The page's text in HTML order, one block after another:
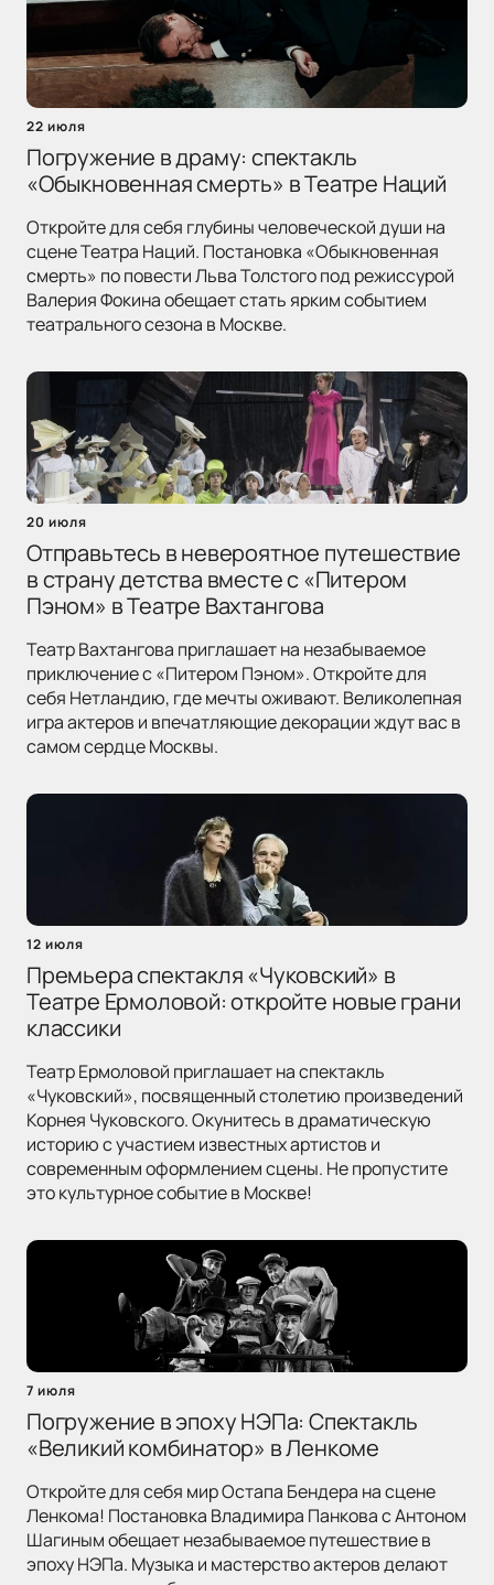
22 июля
Погружение в драму: спектакль
«Обыкновенная смерть» в Театре Наций
Откройте для себя глубины человеческой души на
сцене Театра Наций. Постановка «Обыкновенная
смерть» по повести Льва Толстого под режиссурой
Валерия Фокина обещает стать ярким событием
театрального сезона в Москве.
20 июля
Отправьтесь в невероятное путешествие
в страну детства вместе с «Питером
Пэном» в Театре Вахтангова
Театр Вахтангова приглашает на незабываемое
приключение с «Питером Пэном». Откройте для
себя Нетландию, где мечты оживают. Великолепная
игра актеров и впечатляющие декорации ждут вас в
самом сердце Москвы.
12 июля
Премьера спектакля «Чуковский» в
Театре Ермоловой: откройте новые грани
классики
Театр Ермоловой приглашает на спектакль
«Чуковский», посвященный столетию произведений
Корнея Чуковского. Окунитесь в драматическую
историю с участием известных артистов и
современным оформлением сцены. Не пропустите
это культурное событие в Москве!
7 июля
Погружение в эпоху НЭПа: Спектакль
«Великий комбинатор» в Ленкоме
Откройте для себя мир Остапа Бендера на сцене
Ленкома! Постановка Владимира Панкова с Антоном
Шагиным обещает незабываемое путешествие в
эпоху НЭПа. Музыка и мастерство актеров делают